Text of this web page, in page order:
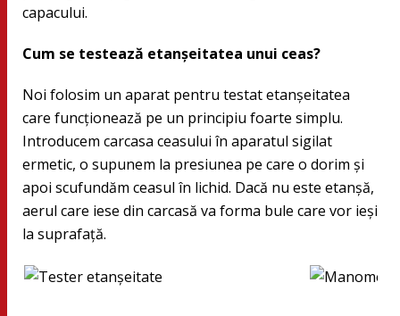
capacului.
Cum se testează etanşeitatea unui ceas?
Noi folosim un aparat pentru testat etanşeitatea
care funcţionează pe un principiu foarte simplu.
Introducem carcasa ceasului în aparatul sigilat
ermetic, o supunem la presiunea pe care o dorim şi
apoi scufundăm ceasul în lichid. Dacă nu este etanşă,
aerul care iese din carcasă va forma bule care vor ieşi
la suprafaţă.